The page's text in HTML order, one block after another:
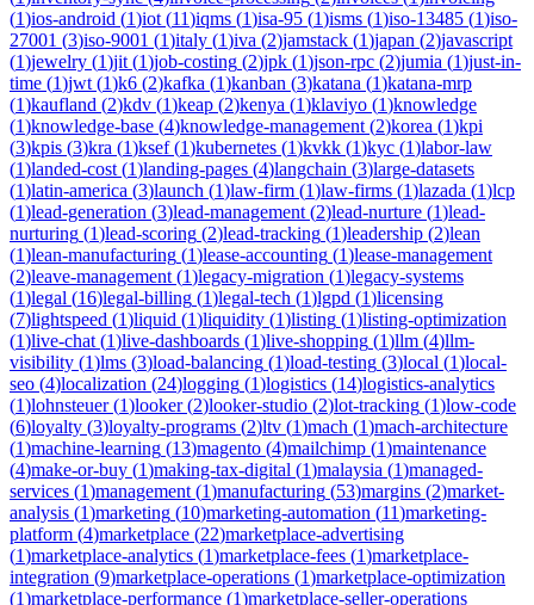
(1)ios-android (1)iot (11)iqms (1)isa-95 (1)isms (1)iso-13485 (1)iso-
27001 (3)iso-9001 (1)italy (1)iva (2)jamstack (1)japan (2)javascript
(1)jewelry (1)jit (1)job-costing (2)jpk (1)json-rpc (2)jumia (1)just-in-
time (1)jwt (1)k6 (2)kafka (1)kanban (3)katana (1)katana-mrp
(1)kaufland (2)kdv (1)keap (2)kenya (1)klaviyo (1)knowledge
(1)knowledge-base (4)knowledge-management (2)korea (1)kpi
(3)kpis (3)kra (1)ksef(1)kubernetes (1)kvkk (1)kyc (1)labor-law
(1)landed-cost (1)landing-pages (4)langchain (3)large-datasets
(1)latin-america (3)launch (1)law-firm (1)law-firms (1)lazada (1)lcp
(1)lead-generation (3)lead-management (2)lead-nurture (1)lead-
nurturing (1)lead-scoring (2)lead-tracking (1)leadership (2)lean
(1)lean-manufacturing (1)lease-accounting (1)lease-management
(2)leave-management (1)legacy-migration (1)legacy-systems
(1)legal (16)legal-billing (1)legal-tech (1)lgpd (1)licensing
(7)lightspeed (1)liquid (1)liquidity (1)listing (1)listing-optimization
(1)live-chat (1)live-dashboards (1)live-shopping (1)llm (4)llm-
visibility (1)lms (3)load-balancing (1)load-testing (3)local (1)local-
seo (4)localization (24)logging (1)logistics (14)logistics-analytics
(1)lohnsteuer(1)looker(2)looker-studio (2)lot-tracking (1)low-code
(6)loyalty (3)loyalty-programs (2)ltv (1)mach (1)mach-architecture
(1)machine-learning (13)magento (4)mailchimp (1)maintenance
(4)make-or-buy (1)making-tax-digital (1)malaysia (1)managed-
services (1)management (1)manufacturing (53)margins (2)market-
analysis (1)marketing (10)marketing-automation (11)marketing-
platform (4)marketplace (22)marketplace-advertising
(1)marketplace-analytics (1)marketplace-fees (1)marketplace-
integration (9)marketplace-operations (1)marketplace-optimization
(1)marketplace-performance (1)marketplace-seller-operations